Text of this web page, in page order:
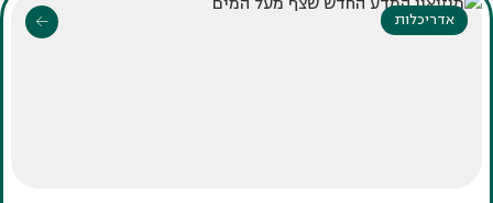
אדריכלות